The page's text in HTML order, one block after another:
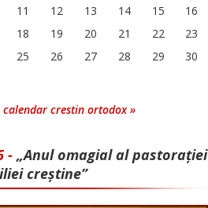
11 12 13 14 15
16
18 19 20 21 22
23
25 26 27 28 29
30
calendar crestin ortodox »
- „Anul omagial al pastorației
creștine”